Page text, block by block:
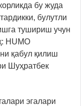
бу жуда
булутли
тушириш учун
HUMO
қабул қилиш
Шуҳратбек
эгалари